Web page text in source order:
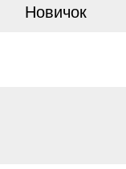
Новичок